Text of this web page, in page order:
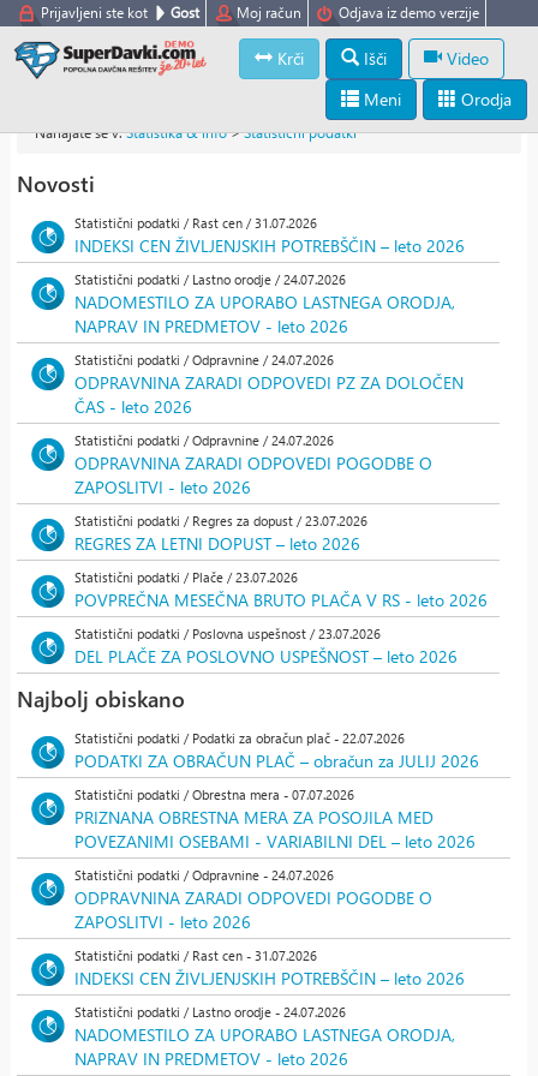
Prijavljeni ste kot Gost Moj račun Odjava iz demo verzije
Krči Išči
Video
Orodja
Meni
Nahajate se v:Statistika & info>Statistični podatki
Novosti
Statistični podatki / Rast cen / 31.07.2026
INDEKSI CEN ŽIVLJENJSKIH POTREBŠČIN – leto 2026
Statistični podatki / Lastno orodje / 24.07.2026
NADOMESTILO ZA UPORABO LASTNEGA ORODJA,
NAPRAV IN PREDMETOV - leto 2026
Statistični podatki / Odpravnine / 24.07.2026
ODPRAVNINA ZARADI ODPOVEDI PZ ZA DOLOČEN
ČAS - leto 2026
Statistični podatki / Odpravnine / 24.07.2026
ODPRAVNINA ZARADI ODPOVEDI POGODBE O
ZAPOSLITVI - leto 2026
Statistični podatki / Regres za dopust / 23.07.2026
REGRES ZA LETNI DOPUST – leto 2026
Statistični podatki / Plače / 23.07.2026
POVPREČNA MESEČNA BRUTO PLAČA V RS - leto 2026
Statistični podatki / Poslovna uspešnost / 23.07.2026
DEL PLAČE ZA POSLOVNO USPEŠNOST – leto 2026
Najbolj obiskano
Statistični podatki / Podatki za obračun plač - 22.07.2026
PODATKI ZA OBRAČUN PLAČ – obračun za JULIJ 2026
Statistični podatki / Obrestna mera - 07.07.2026
PRIZNANA OBRESTNA MERA ZA POSOJILA MED
POVEZANIMI OSEBAMI - VARIABILNI DEL – leto 2026
Statistični podatki / Odpravnine - 24.07.2026
ODPRAVNINA ZARADI ODPOVEDI POGODBE O
ZAPOSLITVI - leto 2026
Statistični podatki / Rast cen - 31.07.2026
INDEKSI CEN ŽIVLJENJSKIH POTREBŠČIN – leto 2026
Statistični podatki / Lastno orodje - 24.07.2026
NADOMESTILO ZA UPORABO LASTNEGA ORODJA,
NAPRAV IN PREDMETOV - leto 2026